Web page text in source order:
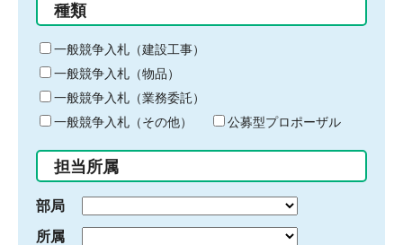
る
キ
ー
ワ
ー
ド
入
力
種類
一般競争入札（建設工事）
一般競争入札（物品）
一般競争入札（業務委託）
一般競争入札（その他）
公募型プロポーザル
担当所属
部局
所属